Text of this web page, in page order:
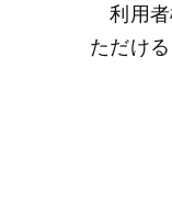
利用者
ただけ